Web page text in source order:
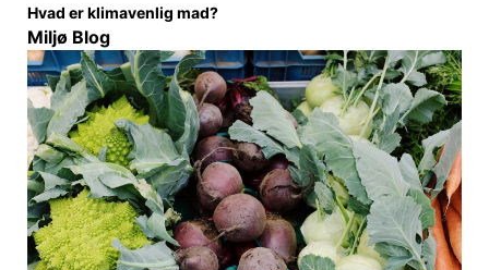
Hvad er klimavenlig mad?
Miljø Blog